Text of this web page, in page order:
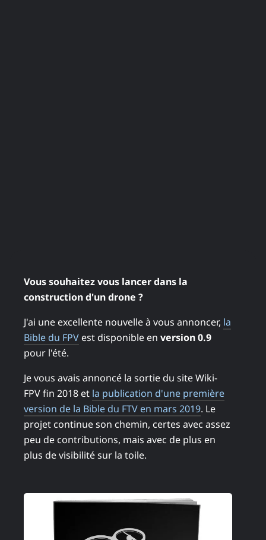
Vous souhaitez vous lancer dans la
construction d'un drone ?
J'ai une excellente nouvelle à vous annoncer, la
Bible du FPV est disponible en version 0.9
pour l'été.
Je vous avais annoncé la sortie du site Wiki-
FPV fin 2018 et la publication d'une première
version de la Bible du FTV en mars 2019. Le
projet continue son chemin, certes avec assez
peu de contributions, mais avec de plus en
plus de visibilité sur la toile.